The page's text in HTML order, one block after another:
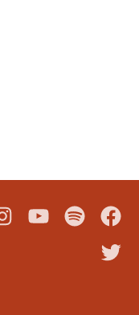
Instagram
YoutubePodcast